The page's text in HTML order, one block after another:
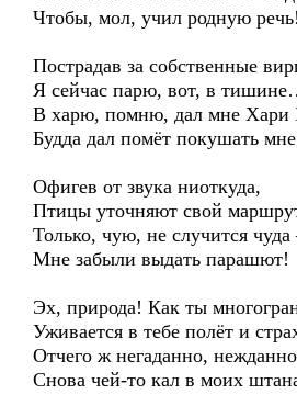
Чтобы, мол, учил родную речь!
Пострадав за собственные
Я сейчас парю, вот, в
В харю, помню, дал мне Хари
Будда дал помёт покушать
Офигев от звука ниоткуда,
Птицы уточняют свой
Только, чую, не случится чуда
Мне забыли выдать парашют!
Эх, природа! Как ты
Уживается в тебе полёт и
Отчего ж негаданно, нежданно
Снова чей-то кал в моих